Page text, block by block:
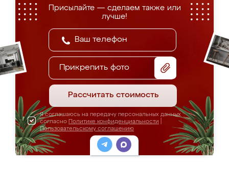
Присылайте — сделаем также или
лучше!
Прикрепить фото
Рассчитать стоимость
Я соглашаюсь на передачу персональных данных
согласно Политике конфиденциальности
Пользовательскому соглашению